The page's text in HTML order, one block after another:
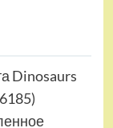
Dinosaurs